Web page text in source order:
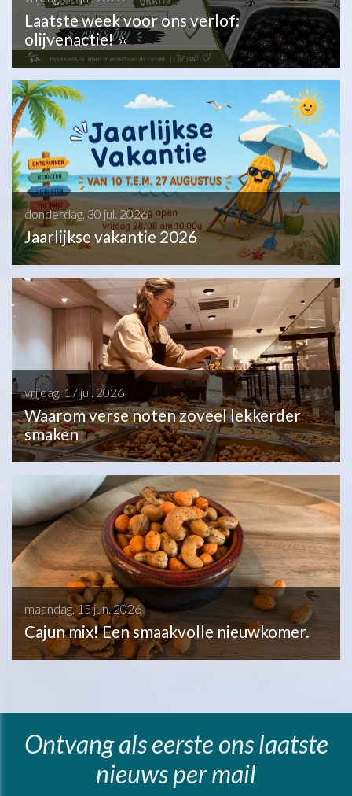
Laatste week voor ons verlof:
olijvenactie! ⭐
donderdag, 30 jul. 2026
Jaarlijkse vakantie 2026
vrijdag, 17 jul. 2026
Waarom verse noten zoveel lekkerder
smaken
maandag, 15 jun. 2026
Cajun mix! Een smaakvolle nieuwkomer.
Ontvang als eerste ons laatste
nieuws per mail